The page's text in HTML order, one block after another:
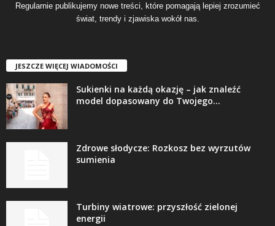
Regularnie publikujemy nowe treści, które pomagają lepiej zrozumieć
świat, trendy i zjawiska wokół nas.
JESZCZE WIĘCEJ WIADOMOŚCI
Sukienki na każdą okazję – jak znaleźć
model dopasowany do Twojego...
Zdrowe słodycze: Rozkosz bez wyrzutów
sumienia
Turbiny wiatrowe: przyszłość zielonej
energii